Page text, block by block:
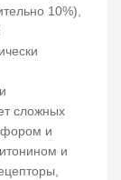
10%),
сложных
и
и